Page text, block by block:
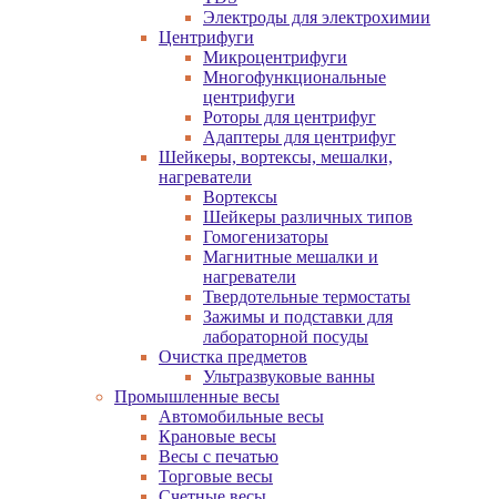
Электроды для электрохимии
Центрифуги
Микроцентрифуги
Многофункциональные
центрифуги
Роторы для центрифуг
Адаптеры для центрифуг
Шейкеры, вортексы, мешалки,
нагреватели
Вортексы
Шейкеры различных типов
Гомогенизаторы
Магнитные мешалки и
нагреватели
Твердотельные термостаты
Зажимы и подставки для
лабораторной посуды
Очистка предметов
Ультразвуковые ванны
Промышленные весы
Автомобильные весы
Крановые весы
Весы с печатью
Торговые весы